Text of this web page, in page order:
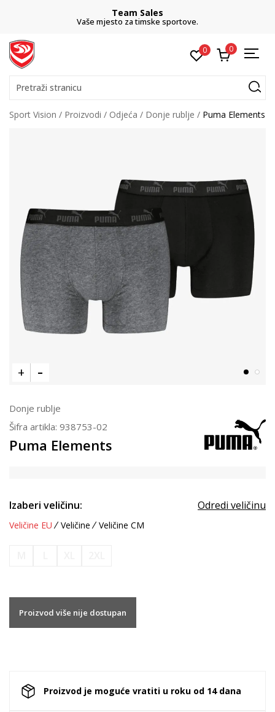
Team Sales
Vaše mjesto za timske sportove.
0 0
Pretraži stranicu
Sport Vision Proizvodi Odjeća Donje rublje Puma Elements
Donje rublje
Šifra artikla: 938753-02
Puma Elements
Izaberi veličinu: Odredi veličinu
Veličine EU Veličine Veličine CM
Proizvod više nije dostupan
Proizvod je moguće vratiti u roku od 14 dana